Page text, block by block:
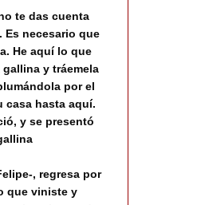
te das cuenta
Es necesario que
He aquí lo que
y tráemela
por el
casa hasta aquí.
y se presentó
, regresa por
que viniste y